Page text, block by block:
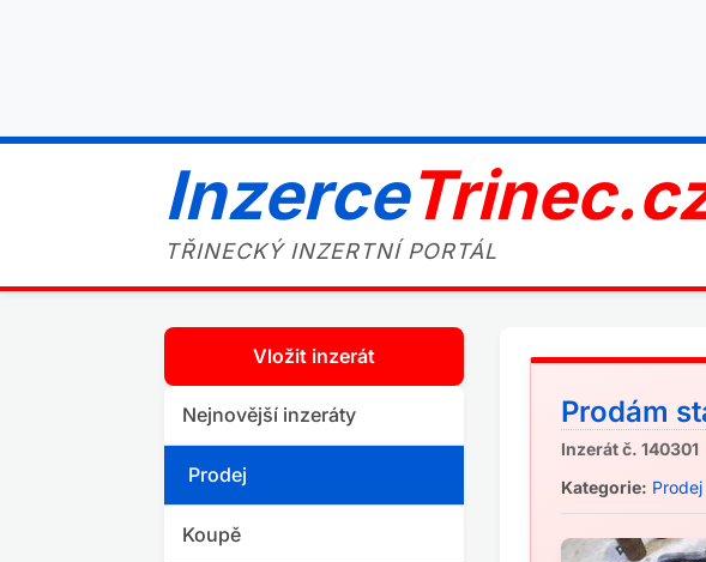
Inzerce
TŘINECKÝ INZERTNÍ PORTÁL
Vložit inzerát
Nejnovější inzeráty
Prodej
Koupě
Prodám
Inzerát č. 140301
Kategorie: Prodej